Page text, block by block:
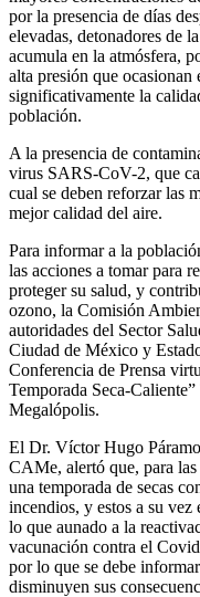
por la presencia de días
elevadas, detonadores de
acumula en la atmósfera,
alta presión que
significativamente la
población.
A la presencia de
virus SARS-CoV-2, que
cual se deben reforzar las
mejor calidad del aire.
Para informar a la
las acciones a tomar para
proteger su salud, y
ozono, la Comisión
autoridades del Sector
Ciudad de México y
Conferencia de Prensa
Temporada Seca-
Megalópolis.
El Dr. Víctor Hugo
CAMe, alertó que, para las
una temporada de secas
incendios, y estos a su
lo que aunado a la
vacunación contra el
por lo que se debe
disminuyen sus